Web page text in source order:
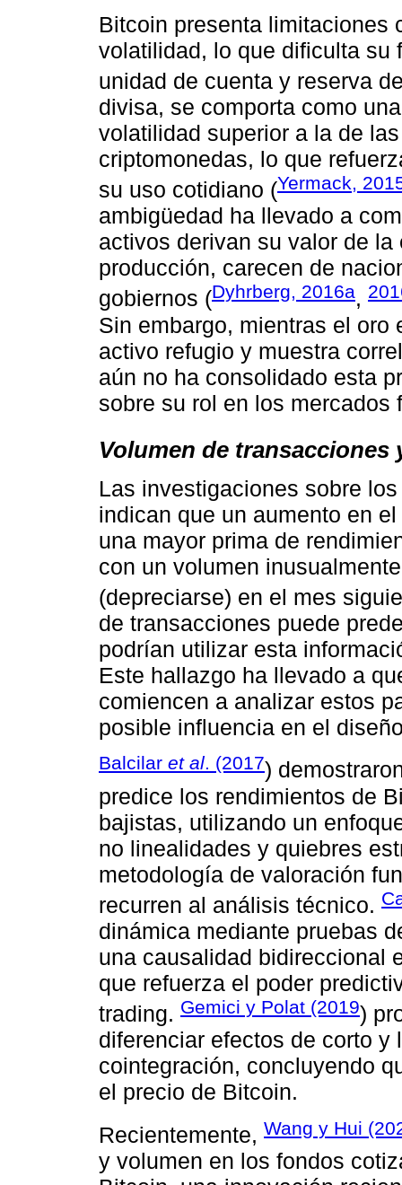
Bitcoin presenta limitaciones
volatilidad, lo que dificulta su
unidad de cuenta y reserva
divisa, se comporta como
volatilidad superior a la de
criptomonedas, lo que
su uso cotidiano (Yermack,
ambigüedad ha llevado a
activos derivan su valor de
producción, carecen de
gobiernos (Dyhrberg, 2016a,
Sin embargo, mientras el oro
activo refugio y muestra
aún no ha consolidado esta
sobre su rol en los mercados
Volumen de
Las investigaciones sobre
indican que un aumento en
una mayor prima de
con un volumen
(depreciarse) en el mes
de transacciones puede
podrían utilizar esta
Este hallazgo ha llevado a
comiencen a analizar estos
posible influencia en el
Balcilar et al. (2017)
predice los rendimientos de
bajistas, utilizando un
no linealidades y quiebres
metodología de valoración
recurren al análisis técnico.
dinámica mediante pruebas
una causalidad bidireccional
que refuerza el poder
trading. Gemici y Polat (2019)
diferenciar efectos de corto y
cointegración, concluyendo
el precio de Bitcoin.
Recientemente, Wang y Hui
y volumen en los fondos